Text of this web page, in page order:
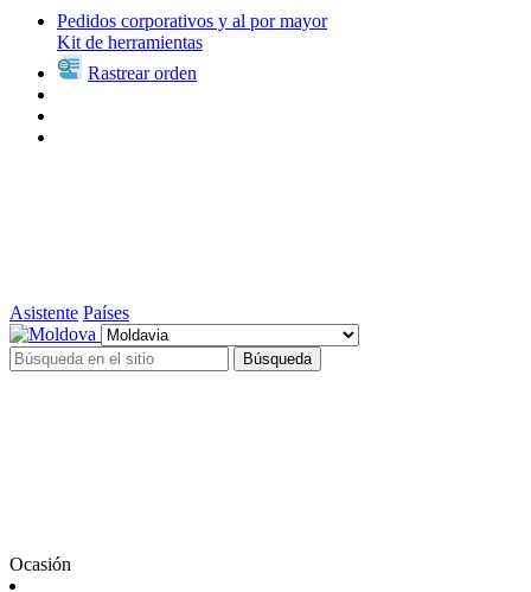
Pedidos corporativos y al por mayor
Kit de herramientas
Rastrear orden
Asistente Países
Búsqueda
Ocasión